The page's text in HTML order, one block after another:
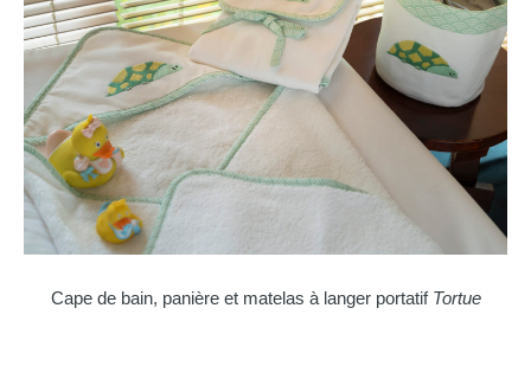
Cape de bain, panière et matelas à langer portatif Tortue